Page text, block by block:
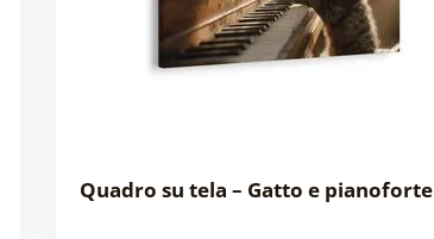
Quadro su tela – Gatto e pianoforte